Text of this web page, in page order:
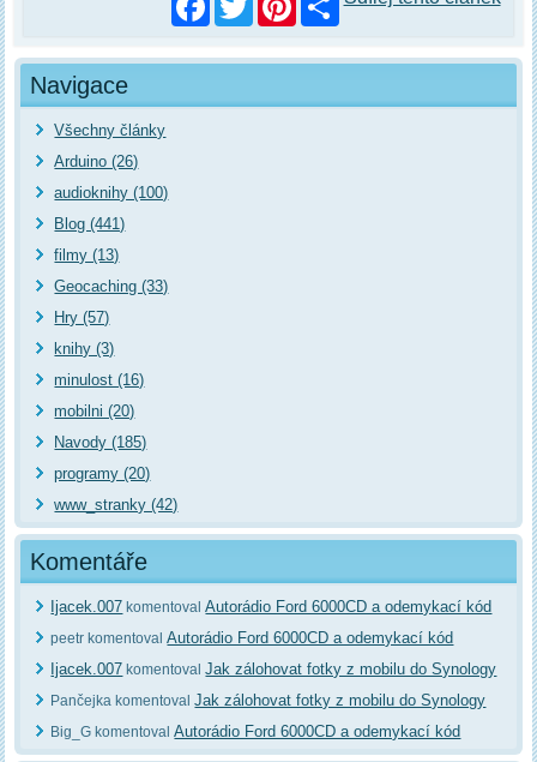
Navigace
Všechny články
Arduino (26)
audioknihy (100)
Blog (441)
filmy (13)
Geocaching (33)
Hry (57)
knihy (3)
minulost (16)
mobilni (20)
Navody (185)
programy (20)
www_stranky (42)
Komentáře
Ijacek.007 komentovalAutorádio Ford 6000CD a odemykací kód
peetr komentovalAutorádio Ford 6000CD a odemykací kód
Ijacek.007 komentovalJak zálohovat fotky z mobilu do Synology
Pančejka komentovalJak zálohovat fotky z mobilu do Synology
Big_G komentovalAutorádio Ford 6000CD a odemykací kód